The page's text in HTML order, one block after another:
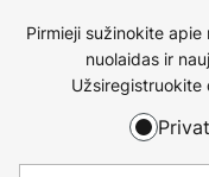
Pirmieji sužinokite
nuolaidas ir